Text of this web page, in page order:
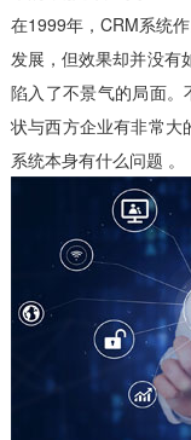
在1999年，CRM系统
发展，但效果却并没有
陷入了不景气的局面
状与西方企业有非常大
系统本身有什么问题 。